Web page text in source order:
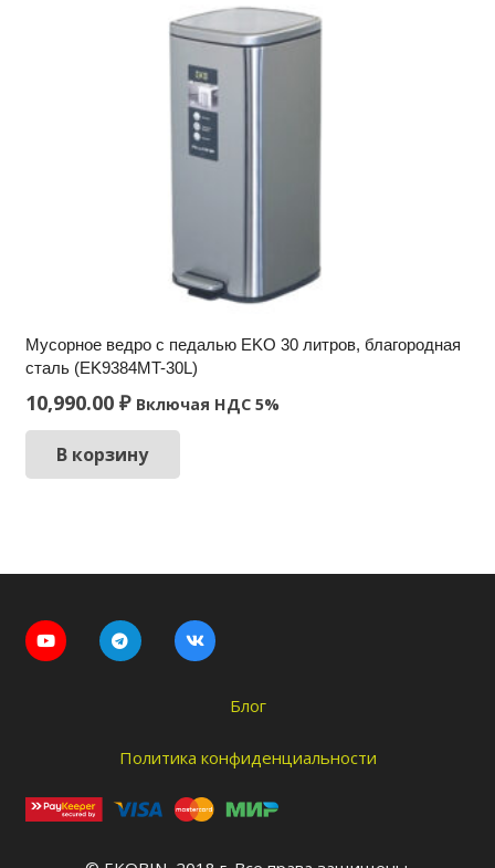
Мусорное ведро c педалью EKO 30 литров, благородная
сталь (EK9384MT-30L)
10,990.00 ₽ Включая НДС 5%
В корзину
Блог
Политика конфиденциальности